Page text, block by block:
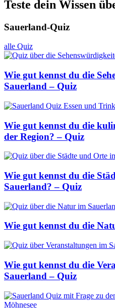
Teste dein Wissen
Sauerland-Quiz
alle Quiz
Wie gut kennst du die
Sauerland – Quiz
Wie gut kennst du die
der Region? – Quiz
Wie gut kennst du die
Sauerland? – Quiz
Wie gut kennst du die
Wie gut kennst du die
Sauerland – Quiz